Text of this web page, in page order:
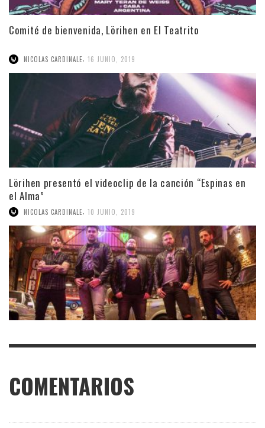
Comité de bienvenida, Lörihen en El Teatrito
NICOLAS CARDINALE, 16 JUNIO, 2019
Lörihen presentó el videoclip de la canción “Espinas en
el Alma”
NICOLAS CARDINALE 10 JUNIO, 2019
COMENTARIOS